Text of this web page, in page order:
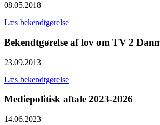
08.05.2018
Læs bekendtgørelse
Bekendtgørelse af lov om TV 2
23.09.2013
Læs bekendtgørelse
Mediepolitisk aftale 2023-2026
14.06.2023